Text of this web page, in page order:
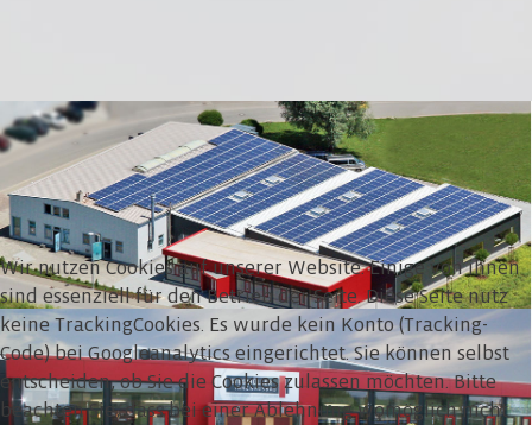
Wir nutzen Cookies auf unserer Website. Einige von ihnen
sind essenziell für den Betrieb der Seite. Diese Seite nutz
keine TrackingCookies. Es wurde kein Konto (Tracking-
Code) bei Googleanalytics eingerichtet. Sie können selbst
entscheiden, ob Sie die Cookies zulassen möchten. Bitte
beachten Sie, dass bei einer Ablehnung womöglich nicht